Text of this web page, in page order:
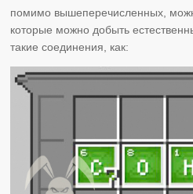
помимо вышеперечисленных,
которые можно добыть
такие соединения, как: